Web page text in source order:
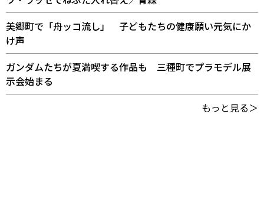
美郷町で「舟ッコ流し」 子どもたちの健康願い元気にか
け声
ガンダムたちが夏満喫する作品も 三種町でプラモデル展
示会始まる
もっと見る＞